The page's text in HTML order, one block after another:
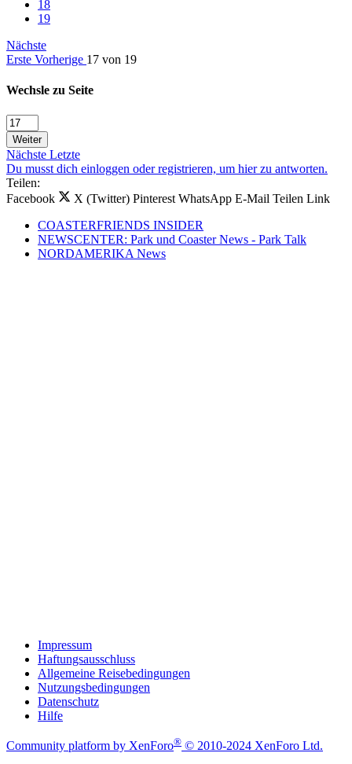
18
19
Nächste
Erste Vorherige 17 von 19
Wechsle zu Seite
Weiter
Nächste Letzte
Du musst dich einloggen oder registrieren, um hier zu antworten.
Teilen:
Facebook
X (Twitter) Pinterest WhatsApp E-Mail Teilen Link
COASTERFRIENDS INSIDER
NEWSCENTER: Park und Coaster News - Park Talk
NORDAMERIKA News
Impressum
Haftungsausschluss
Allgemeine Reisebedingungen
Nutzungsbedingungen
Datenschutz
Hilfe
Community platform by XenForo® © 2010-2024 XenForo Ltd.